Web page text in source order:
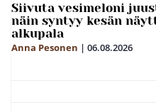
Siivuta vesimeloni
näin syntyy kesän
alkupala
Anna Pesonen | 06.08.2026